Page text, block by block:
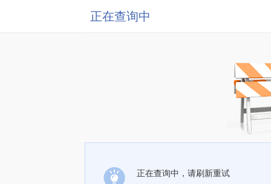
正在查询中
正在查询中，请刷新重试